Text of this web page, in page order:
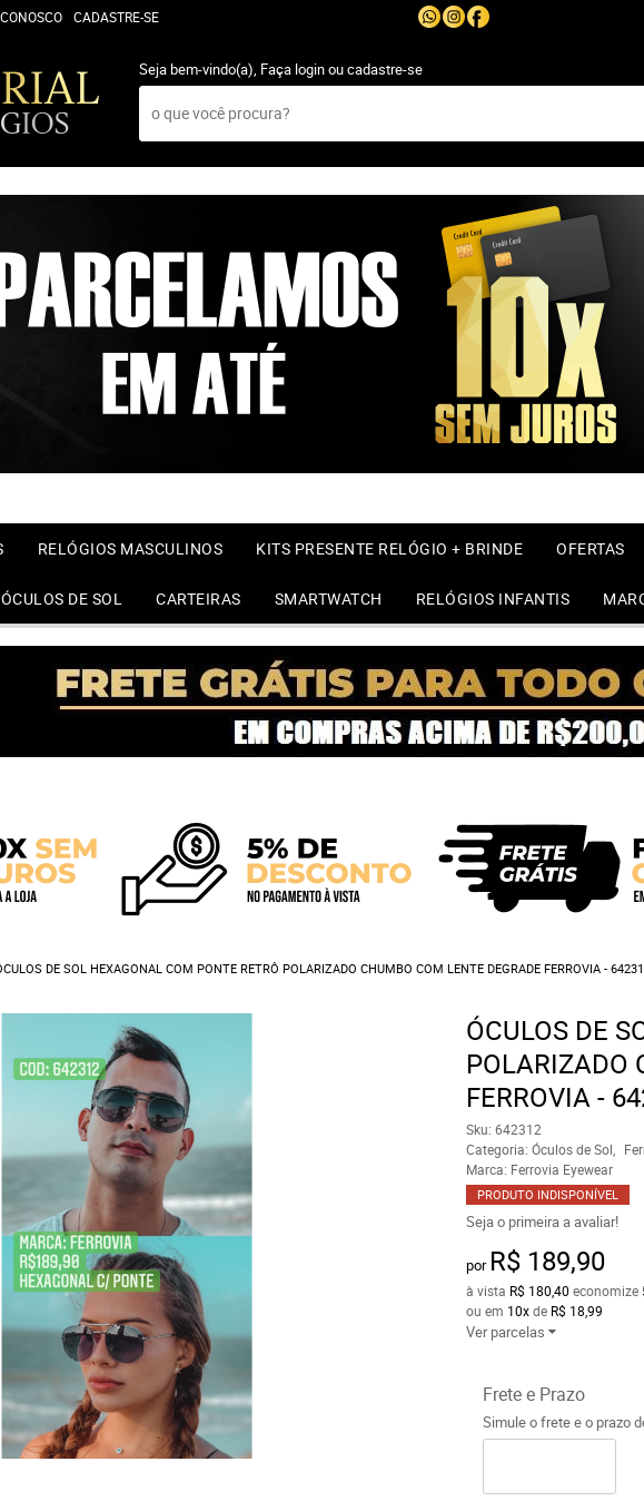
CADASTRE-SE
Seja bem-vindo(a), Faça loginoucadastre-se
RELÓGIOS MASCULINOS KITS PRESENTE RELÓGIO + BRINDE OFERTAS
ÓCULOS DE SOL CARTEIRAS SMARTWATCH RELÓGIOS INFANTIS
DE SOL HEXAGONAL COM PONTE RETRÔ POLARIZADO CHUMBO COM LENTE DEGRADE FERROVIA -
ÓCULOS DE
POLARIZADO
FERROVIA -
Sku: 642312
Categoria: Óculos de Sol
Marca: Ferrovia Eyewear
PRODUTO INDISPONÍVEL
Seja o primeira a avaliar!
por R$ 189,90
à vista R$ 180,40 economize
ou em 10xde R$ 18,99
Ver parcelas
Frete e Prazo
Simule o frete e o prazo